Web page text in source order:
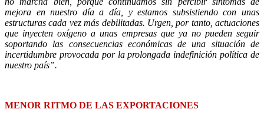
mejora en nuestro día a día, y estamos subsistiendo con unas
estructuras cada vez más debilitadas. Urgen, por tanto, actuaciones
que inyecten oxígeno a unas empresas que ya no pueden seguir
soportando las consecuencias económicas de una situación de
incertidumbre provocada por la prolongada indefinición política de
nuestro país”.
MENOR RITMO DE LAS EXPORTACIONES